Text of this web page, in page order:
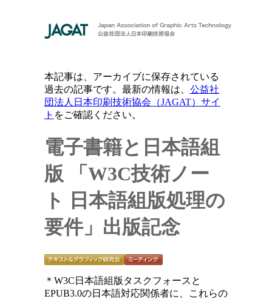
本記事は、アーカイブに保存されている
過去の記事です。最新の情報は、 公益社
団法人日本印刷技術協会（JAGAT）サイ
ト をご確認ください。
電子書籍と日本語組
版
「W3C技術ノー
ト 日本語組版処理の
要件」出版記念
＊W3C日本語組版タスクフォースと
EPUB3.0の日本語対応関係者に、これらの